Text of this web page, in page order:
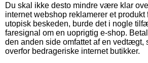
Du skal ikke desto mindre være klar
internet webshop reklamerer et produkt
utopisk beskeden, burde det i nogle
faresignal om en uoprigtig e-shop.
den anden side omfattet af en
overfor bedrageriske internet butikker.